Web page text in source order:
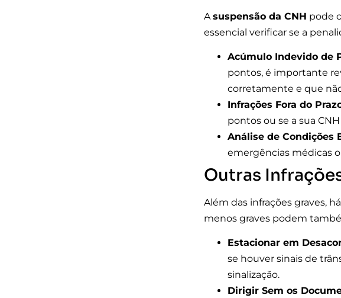
Asuspensão da CNH pode
essencial verificar se a
Acúmulo Indevido de
pontos, é importante
corretamente e que
Infrações Fora do
pontos ou se a sua
Análise de Condições
emergências médicas
Outras
Além das infrações graves,
menos graves podem
Estacionar em
se houver sinais de
sinalização.
Dirigir Sem os